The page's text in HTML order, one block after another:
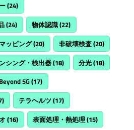
(24)
(24) 物体認識(22)
マッピング(20) 非破壊検査(20)
シング・検出器(18) 分光(18)
Beyond 5G(17)
テラヘルツ (17)
(16) 表面処理・熱処理(15)